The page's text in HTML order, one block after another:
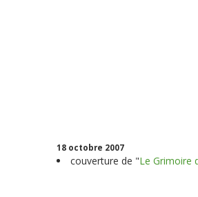
18 octobre 2007
couverture de "Le Grimoire